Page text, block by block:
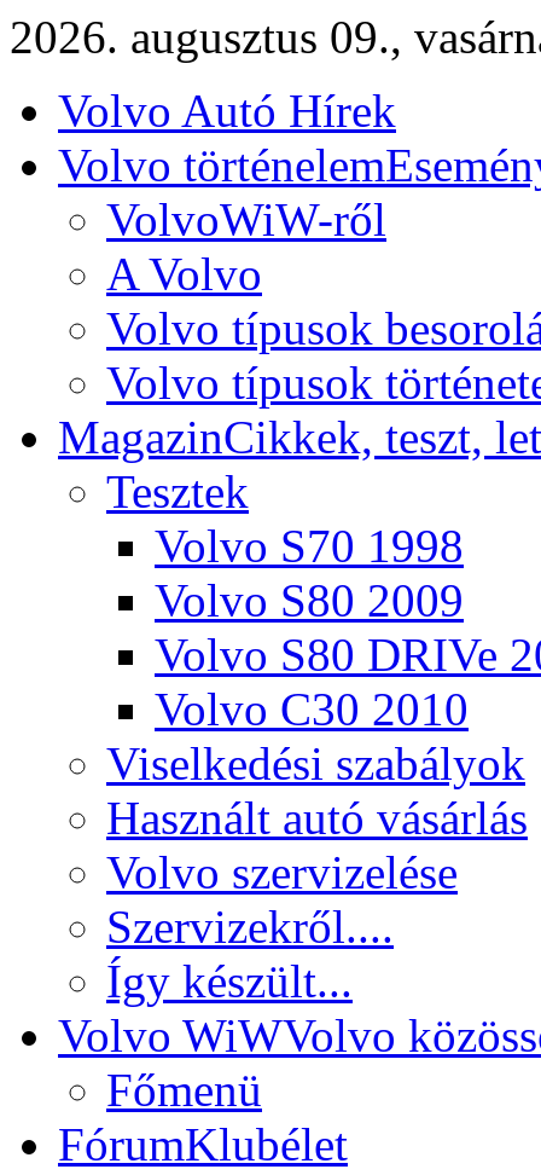
2026. augusztus 09.,
Volvo Autó Hírek
Volvo történelem
VolvoWiW-ről
A Volvo
Volvo típusok
Volvo típusok
MagazinCikkek, teszt,
Tesztek
Volvo S70 1998
Volvo S80 2009
Volvo S80 DRIVe
Volvo C30 2010
Viselkedési szabályok
Használt autó vásárlás
Volvo szervizelése
Szervizekről....
Így készült...
Volvo WiWVolvo
Főmenü
FórumKlubélet